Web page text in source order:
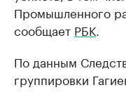
Промышленного
сообщает РБК
По данным
группировки